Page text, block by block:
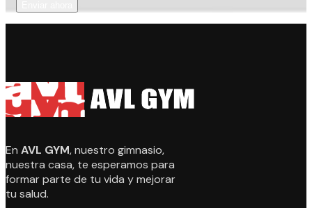
En AVL GYM, nuestro gimnasio,
nuestra casa, te esperamos para
formar parte de tu vida y mejorar
tu salud.